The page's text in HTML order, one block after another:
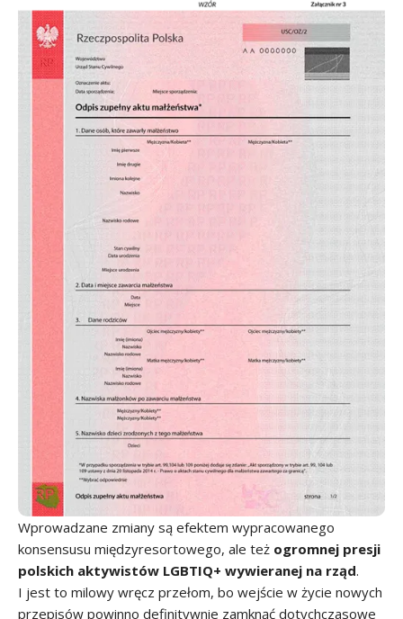
Wprowadzane zmiany są efektem wypracowanego
konsensusu międzyresortowego, ale też ogromnej presji
polskich aktywistów LGBTIQ+ wywieranej na rząd.
I jest to milowy wręcz przełom, bo wejście w życie nowych
przepisów powinno definitywnie zamknąć dotychczasowe